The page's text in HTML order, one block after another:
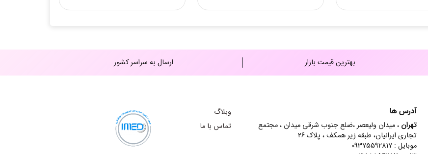
بهترین قیمت بازار ارسال به سراسر کشور
آدرس ها
تهران ، میدان ولیعصر ،ضلع جنوب شرقی میدان ، مجتمع
تجاری ایرانیان، طبقه زیر همکف ، پلاک 26
موبایل : 09375592817
وبلاگ
تماس با ما